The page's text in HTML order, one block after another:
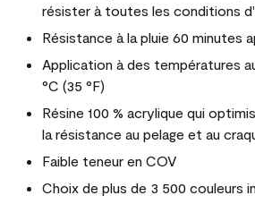
résister à toutes les conditions
Résistance à la pluie 60 minutes
Application à des températures
°C (35 °F)
Résine 100 % acrylique qui
la résistance au pelage et au
Faible teneur en COV
Choix de plus de 3 500 couleurs